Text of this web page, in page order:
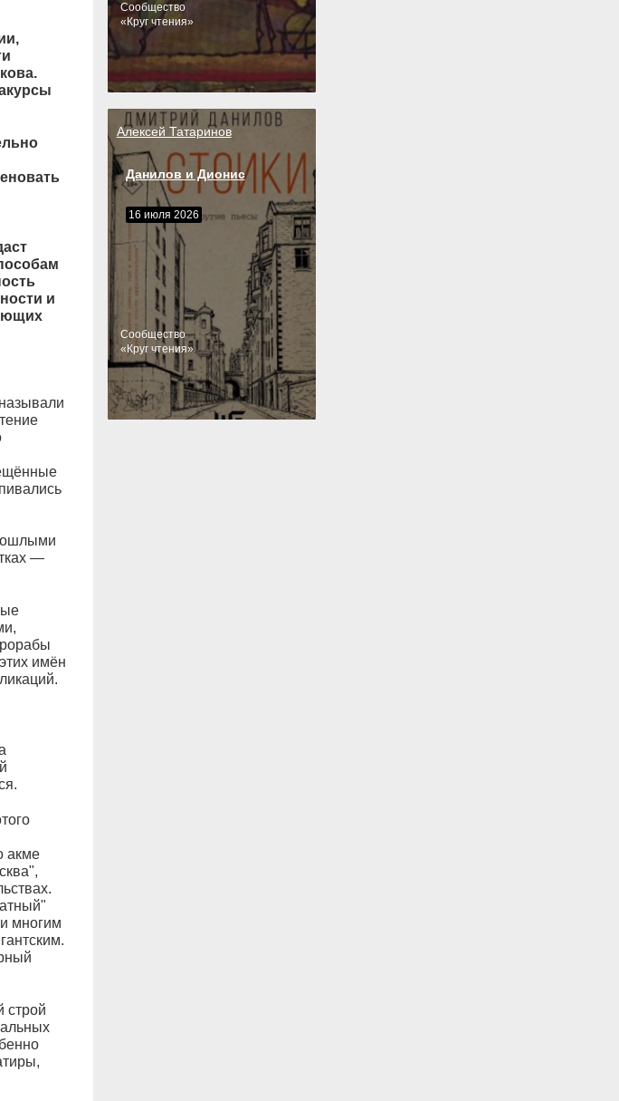
и
—
имён
акме
многим
строй
Cообщество
«Круг чтения»
Алексей Татаринов
Данилов и Дионис
16 июля 2026
Cообщество
«Круг чтения»